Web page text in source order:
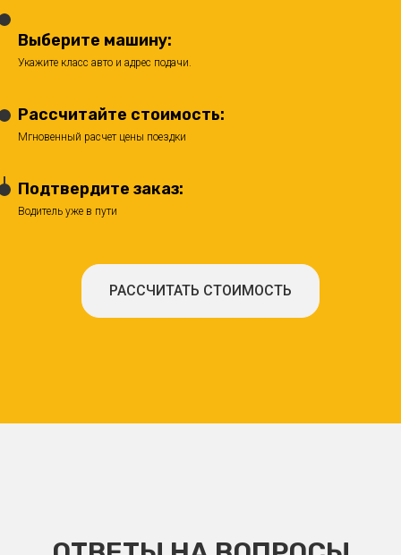
Выберите машину:
Укажите класс авто и адрес подачи.
Рассчитайте стоимость:
Мгновенный расчет цены поездки
Подтвердите заказ:
Водитель уже в пути
РАССЧИТАТЬ СТОИМОСТЬ